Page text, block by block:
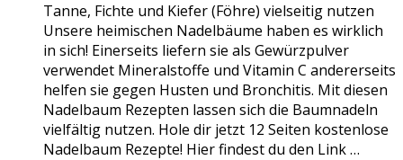
Tanne, Fichte und Kiefer (Föhre) vielseitig nutzen
Unsere heimischen Nadelbäume haben es wirklich
in sich! Einerseits liefern sie als Gewürzpulver
verwendet Mineralstoffe und Vitamin C andererseits
helfen sie gegen Husten und Bronchitis. Mit diesen
Nadelbaum Rezepten lassen sich die Baumnadeln
vielfältig nutzen. Hole dir jetzt 12 Seiten kostenlose
Nadelbaum Rezepte! Hier findest du den Link …